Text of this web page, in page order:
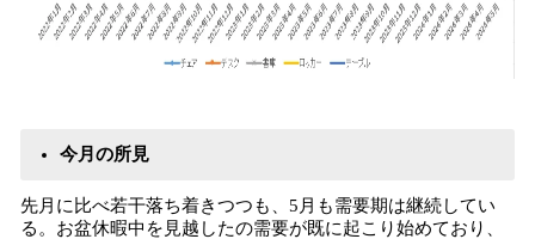
今月の所見
先月に比べ若干落ち着きつつも、5月も需要期は継続してい
る。お盆休暇中を見越したの需要が既に起こり始めており、